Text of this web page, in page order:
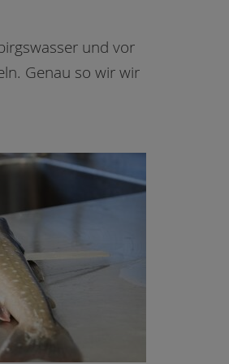
und vor
Genau so wir wir